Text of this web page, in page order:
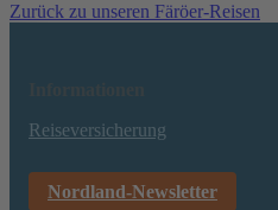
Zurück zu unseren Färöer-Reisen
Reiseversicherung
Nordland-Newsletter